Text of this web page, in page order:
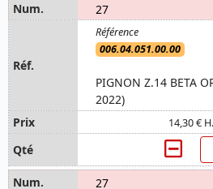
27
006.04.051.00.00
PIGNON Z.14 BETA
2022)
14,30 €
27